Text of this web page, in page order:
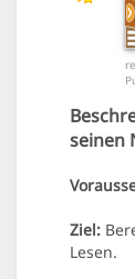
seinen
Ziel:
Lesen.